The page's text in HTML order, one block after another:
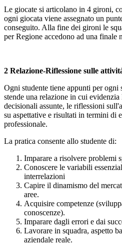
Le giocate si articolano in 4 gironi,
ogni giocata viene assegnato un
conseguito. Alla fine dei gironi le
per Regione accedono ad una finale
2 Relazione-Riflessione sulle
Ogni studente tiene appunti per ogni
stende una relazione in cui
decisionali assunte, le riflessioni
su aspettative e risultati in termini di
professionale.
La pratica consente allo studente di:
Imparare a risolvere problemi
Conoscere le variabili
interrelazioni
Capire il dinamismo del
aree.
Acquisire competenze
conoscenze).
Imparare dagli errori e dai
Lavorare in squadra, aspetto
aziendale reale.